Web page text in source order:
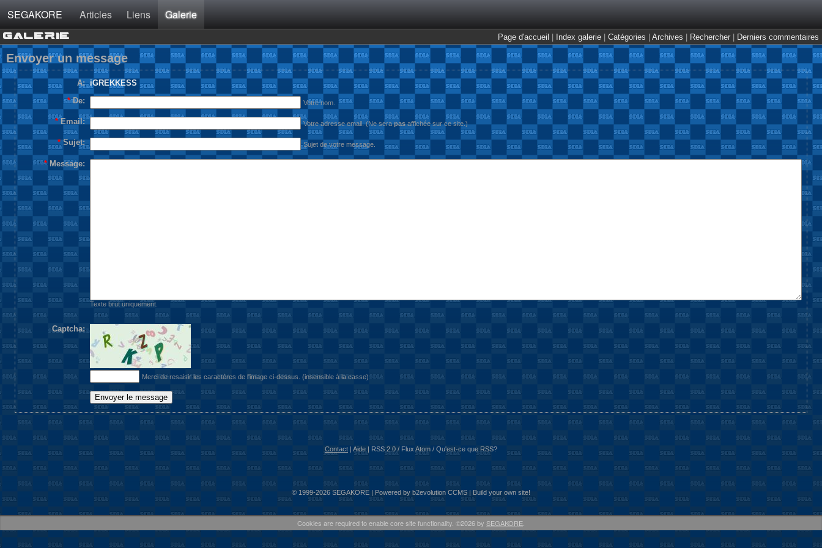
SEGAKORE Articles Liens Galerie
Page d'accueil Index galerie Catégories Archives Rechercher Derniers commentaires
GALERIE
Envoyer un message
A: iGREKKESS
* De: Votre nom.
* Email: Votre adresse email. (Ne serapasaffichée sur ce site.)
* Sujet: Sujet de votre message.
* Message:
Texte brut uniquement.
Captcha:
Merci de resaisir les caractères de l'image ci-dessus. (insensible à la casse)
Contact | Aide | RSS 2.0 / Flux Atom / Qu'est-ce que RSS?
© 1999-2026 SEGAKORE | Powered by b2evolution CCMS | Build your own site!
Cookies are required to enable core site functionality. ©2026 by SEGAKORE